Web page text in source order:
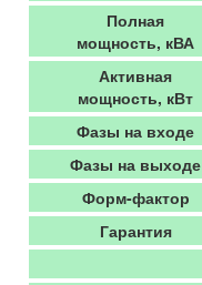
Полная
мощность, кВА
Активная
мощность, кВт
Фазы на входе
Фазы на выходе
Форм-фактор
Гарантия